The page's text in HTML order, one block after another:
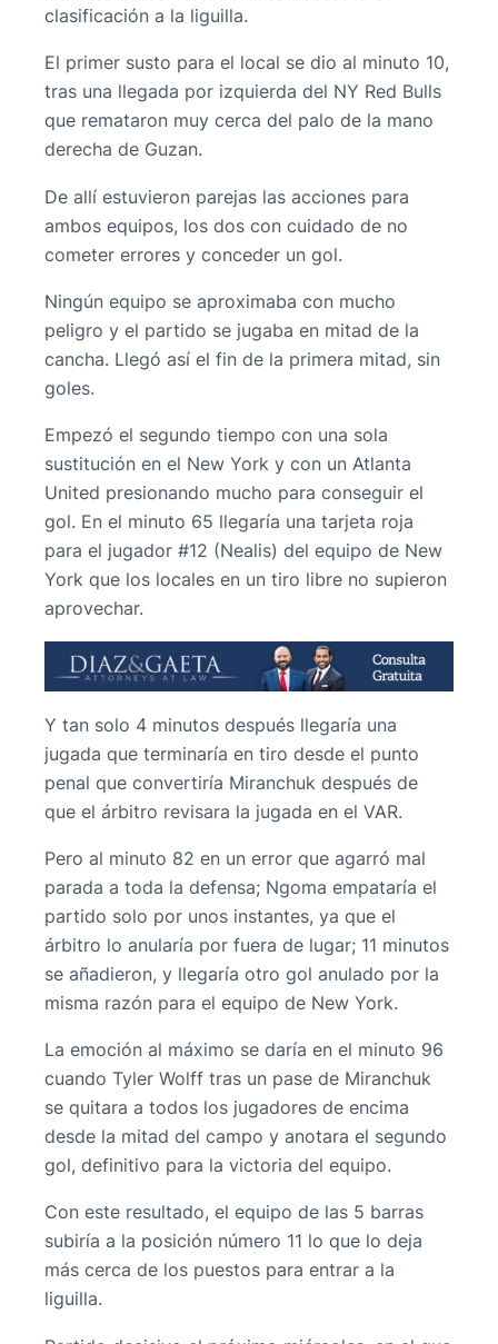
clasificación a la liguilla.
El primer susto para el local se dio al minuto 10,
tras una llegada por izquierda del NY Red Bulls
que remataron muy cerca del palo de la mano
derecha de Guzan.
De allí estuvieron parejas las acciones para
ambos equipos, los dos con cuidado de no
cometer errores y conceder un gol.
Ningún equipo se aproximaba con mucho
peligro y el partido se jugaba en mitad de la
cancha. Llegó así el fin de la primera mitad, sin
goles.
Empezó el segundo tiempo con una sola
sustitución en el New York y con un Atlanta
United presionando mucho para conseguir el
gol. En el minuto 65 llegaría una tarjeta roja
para el jugador #12 (Nealis) del equipo de New
York que los locales en un tiro libre no supieron
aprovechar.
Y tan solo 4 minutos después llegaría una
jugada que terminaría en tiro desde el punto
penal que convertiría Miranchuk después de
que el árbitro revisara la jugada en el VAR.
Pero al minuto 82 en un error que agarró mal
parada a toda la defensa; Ngoma empataría el
partido solo por unos instantes, ya que el
árbitro lo anularía por fuera de lugar; 11 minutos
se añadieron, y llegaría otro gol anulado por la
misma razón para el equipo de New York.
La emoción al máximo se daría en el minuto 96
cuando Tyler Wolff tras un pase de Miranchuk
se quitara a todos los jugadores de encima
desde la mitad del campo y anotara el segundo
gol, definitivo para la victoria del equipo.
Con este resultado, el equipo de las 5 barras
subiría a la posición número 11 lo que lo deja
más cerca de los puestos para entrar a la
liguilla.